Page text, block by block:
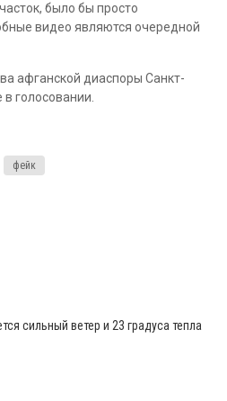
было бы просто
видео являются очередной
афганской диаспоры Санкт-
голосовании.
фейк
сильный ветер и 23 градуса тепла